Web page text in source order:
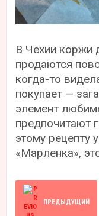
В Чехии коржи
продаются
когда-то
покупает —
элемент
предпочитают
этому рецепту
«Марленка»‎,
ПРЕДЫДУЩИЙ